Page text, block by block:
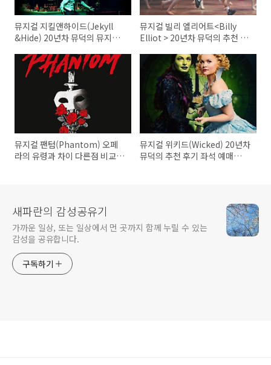
뮤지컬 지킬앤하이드(Jekyll
&Hide) 20년차 뮤덕의 뮤지컬
뮤지컬 빌리 엘리어트<Billy
Elliot > 20년차 뮤덕의 추천 후
뮤지컬 팬텀(Phantom) 오페
라의 유령과 차이 다른점 비교
뮤지컬 위키드(Wicked) 20년차
뮤덕의 추천 후기 좌석 예매
새파란의 감성공유기
가까운 일상, 또는 일상에서 먼 곳까지 함께 누릴 수 있는
감성을 공유합니다.
구독하기